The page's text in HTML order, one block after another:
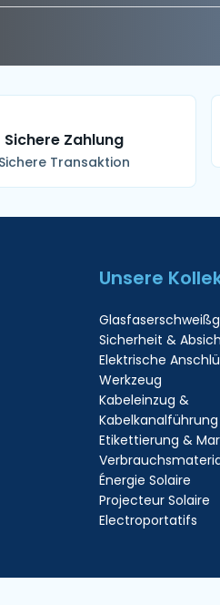
Sichere Zahlung
Sichere Transaktion
Unsere
Sicherheit &
Elektrische
Werkzeug
Kabeleinzug &
Kabelkanalführung
Etikettierung &
Énergie Solaire
Projecteur Solaire
Electroportatifs